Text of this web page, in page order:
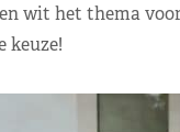
en wit het thema
keuze!